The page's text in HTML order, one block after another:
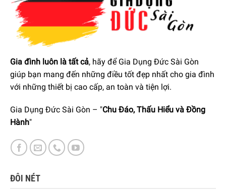
Chi tiết kích thước Chảo inox chống dính WMF Profi Resist 28
cm
Tổng quan sản phẩm
Chảo inox WMF Profi Resist 28 cm được sản xuất tại Trung
châu Âu. Nằm trong bộ sưu tập khay chảo chống dính Profi
cấp, quy trình gia công xuất sắc, sự kỹ lưỡng trong quá
trình kiểm tra chất lượng cũng như thiết kế không chỉ tinh
Gia đình luôn là tất cả, hãy để Gia Dụng Đức Sài Gòn
giúp bạn mang đến những điều tốt đẹp nhất cho gia đình
với những thiết bị cao cấp, an toàn và tiện lợi.
Gia Dụng Đức Sài Gòn – "Chu Đáo, Thấu Hiểu và Đồng
Hành"
ĐÔI NÉT